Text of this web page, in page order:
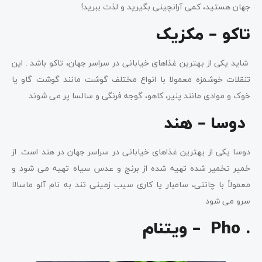
جهان هستید، کمی آرانچینی بگیرید و لذت ببرید!
تاکو – مکزیک
شاید یکی از بهترین غذاهای خیابانی در سراسر جهان، تاکو باشد . این
تنقلات خوشمزه معمولا با انواع مختلف گوشت مانند گوشت گاو یا
خوک و موادی مانند پنیر، کاهو، گوجه فرنگی و سالسا پر می شوند
دوسا – هند
دوسا یکی از بهترین غذاهای خیابانی در سراسر جهان در هند است. از
خمیر تخمیر شده تهیه شده از برنج و عدس سیاه تهیه می شود و
معمولاً با چاتنی، سامبار یا کاری سیب زمینی تند به نام آلو ماسالا
سرو می شود
. Pho – ویتنام